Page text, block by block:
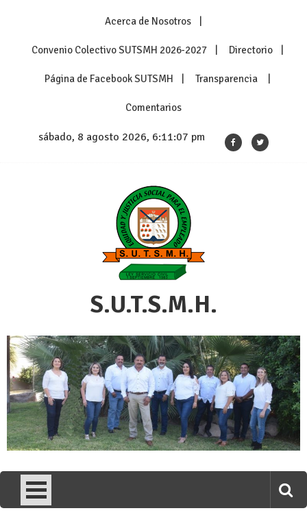
Acerca de Nosotros
Convenio Colectivo SUTSMH 2026-2027 Directorio
Página de Facebook SUTSMH Transparencia
Comentarios
sábado, 8 agosto 2026, 6:11:08 pm
S.U.T.S.M.H.